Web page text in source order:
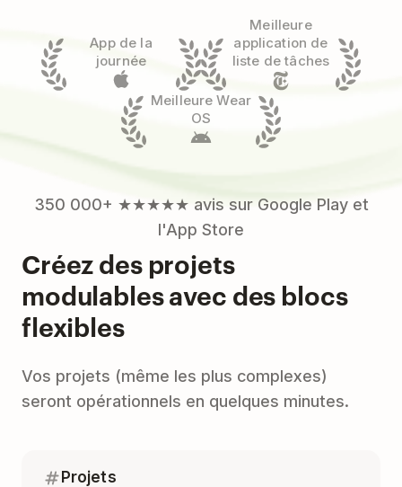
App de la
journée
Meilleure
application de
liste de tâches
Meilleure Wear
OS
350 000+ ★★★★★ avis sur Google Play et
l'App Store
Créez des projets
modulables avec des blocs
flexibles
Vos projets (même les plus complexes)
seront opérationnels en quelques minutes.
Projets